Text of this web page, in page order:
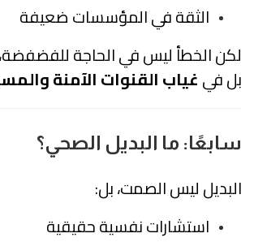
الثقة في المؤسسات ضعيفة
لكن الخطأ ليس في الحاجة للفضفضة،
بل فيغياب القنوات الآمنة
سابعًا: ما البديل الصحي؟
البديل ليس الصمت، بل:
استشارات نفسية حقيقية